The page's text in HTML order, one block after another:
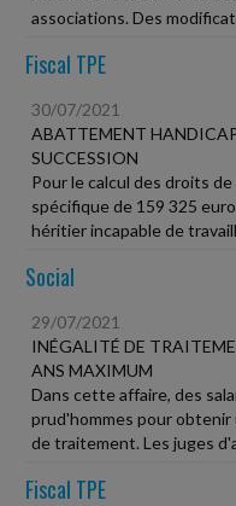
associations. Des
Fiscal TPE
30/07/2021
ABATTEMENT
SUCCESSION
Pour le calcul des droits
spécifique de 159 325
héritier incapable de
Social
29/07/2021
INÉGALITÉ DE
ANS MAXIMUM
Dans cette affaire, des
prud'hommes pour obtenir
de traitement. Les juges
Fiscal TPE